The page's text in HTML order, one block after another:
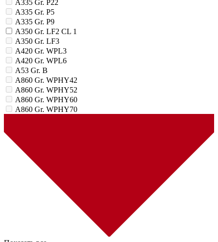
A335 Gr. P22
A335 Gr. P5
A335 Gr. P9
A350 Gr. LF2 CL 1
A350 Gr. LF3
A420 Gr. WPL3
A420 Gr. WPL6
A53 Gr. B
A860 Gr. WPHY42
A860 Gr. WPHY52
A860 Gr. WPHY60
A860 Gr. WPHY70